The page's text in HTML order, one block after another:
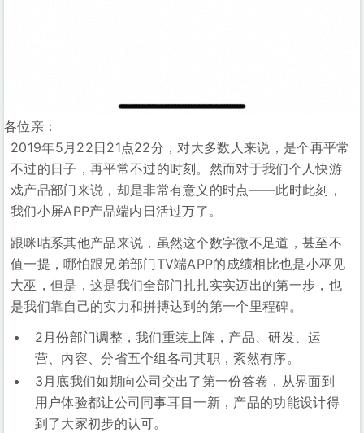
各位亲：
2019年5月22日21点22分，对大多数人来说，是个再平常
不过的日子，再平常不过的时刻。然而对于我们个人快游
戏产品部门来说，却是非常有意义的时点——此时此刻，
我们小屏APP产品端内日活过万了。
跟咪咕系其他产品来说，虽然这个数字微不足道，甚至不
值一提，哪怕跟兄弟部门TV端APP的成绩相比也是小巫见
大巫，但是，这是我们全部门扎扎实实迈出的第一步，也
是我们靠自己的实力和拼搏达到的第一个里程碑。
2月份部门调整，我们重装上阵，产品、研发、运
营、内容、分省五个组各司其职，紊然有序。
3月底我们如期向公司交出了第一份答卷，从界面到
用户体验都让公司同事耳目一新，产品的功能设计得
到了大家初步的认可。